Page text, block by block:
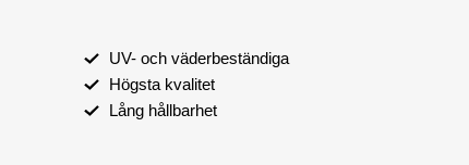
UV- och väderbeständiga
Högsta kvalitet
Lång hållbarhet